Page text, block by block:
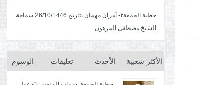
خطبة الجمعة٢- أمران مهمان.بتاريخ 26/10/1446 سماحة
الشيخ مصطفى المرهون
الأكثر شعبية الأحدث تعليقات الوسوم